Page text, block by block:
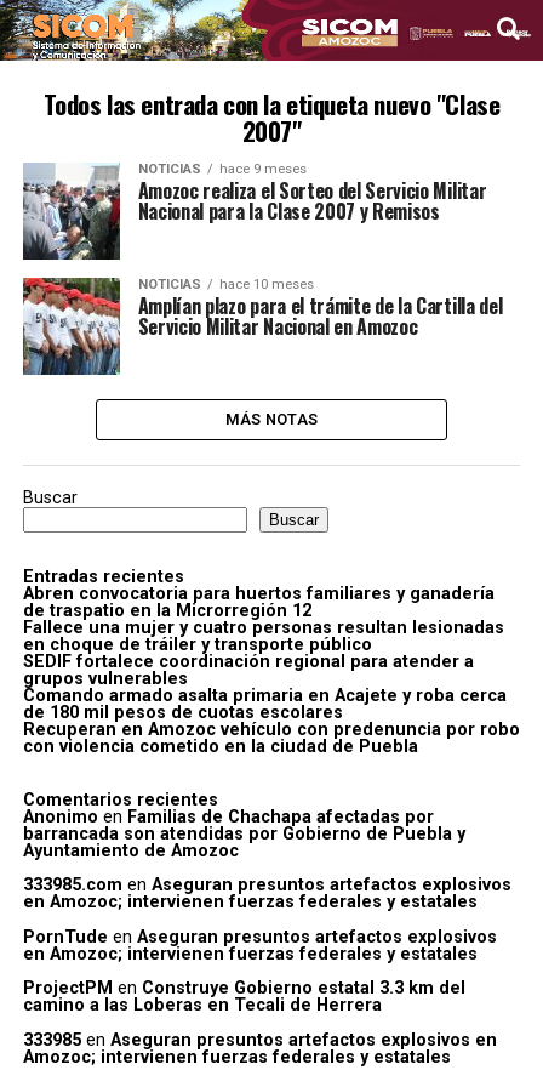
Todos las entrada con la etiqueta nuevo "Clase
2007"
NOTICIAS hace 9 meses
Amozoc realiza el Sorteo del Servicio Militar
Nacional para la Clase 2007 y Remisos
NOTICIAS hace 10 meses
Amplían plazo para el trámite de la Cartilla del
Servicio Militar Nacional en Amozoc
MÁS NOTAS
Buscar
Buscar
Entradas recientes
Abren convocatoria para huertos familiares y ganadería
de traspatio en la Microrregión 12
Fallece una mujer y cuatro personas resultan lesionadas
en choque de tráiler y transporte público
SEDIF fortalece coordinación regional para atender a
grupos vulnerables
Comando armado asalta primaria en Acajete y roba cerca
de 180 mil pesos de cuotas escolares
Recuperan en Amozoc vehículo con predenuncia por robo
con violencia cometido en la ciudad de Puebla
Comentarios recientes
Anonimo en Familias de Chachapa afectadas por
barrancada son atendidas por Gobierno de Puebla y
Ayuntamiento de Amozoc
333985.com en Aseguran presuntos artefactos explosivos
en Amozoc; intervienen fuerzas federales y estatales
PornTude en Aseguran presuntos artefactos explosivos
en Amozoc; intervienen fuerzas federales y estatales
ProjectPM en Construye Gobierno estatal 3.3 km del
camino a las Loberas en Tecali de Herrera
333985en Aseguran presuntos artefactos explosivos en
Amozoc; intervienen fuerzas federales y estatales